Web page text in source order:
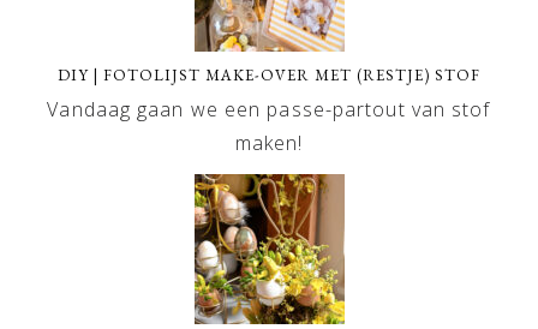
DIY | FOTOLIJST MAKE-OVER MET (RESTJE) STOF
Vandaag gaan we een passe-partout van stof
maken!